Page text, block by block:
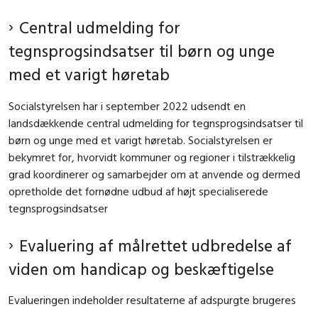
Central udmelding for
tegnsprogsindsatser til børn og unge
med et varigt høretab
Socialstyrelsen har i september 2022 udsendt en
landsdækkende central udmelding for tegnsprogsindsatser til
børn og unge med et varigt høretab. Socialstyrelsen er
bekymret for, hvorvidt kommuner og regioner i tilstrækkelig
grad koordinerer og samarbejder om at anvende og dermed
opretholde det fornødne udbud af højt specialiserede
tegnsprogsindsatser
Evaluering af målrettet udbredelse af
viden om handicap og beskæftigelse
Evalueringen indeholder resultaterne af adspurgte brugeres